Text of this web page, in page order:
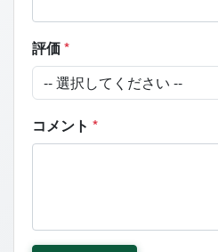
評価*
コメント *